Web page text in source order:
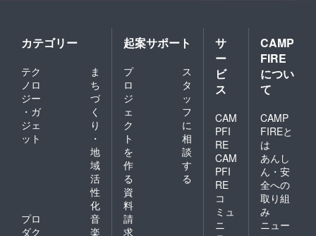
カテゴリー
テク
ノロ
ジー
・ガ
ジェ
ット
ま
ち
づ
く
り
・
地
域
活
性
化
プロ
ダク
音
楽
起案サポート
プ
ロ
ジ
ェ
ク
ト
を
作
る
ス
タ
ッ
フ
に
相
談
す
る
資
料
請
求
サ
ー
ビ
ス
CAM
PFI
RE
CAM
PFI
RE
コ
ミュ
ニ
CAMP
FIRE
につい
て
CAMP
FIREと
は
あんし
ん・安
全への
取り組
み
ニュー